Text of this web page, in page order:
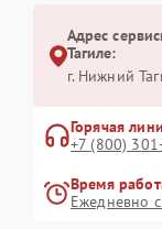
Адрес
Тагиле:
г. Нижний
Горячая
+7 (800)
Время
Ежедневно